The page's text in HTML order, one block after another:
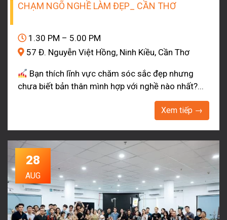
CHẠM NGÕ NGHỀ LÀM ĐẸP_ CẦN THƠ
1.30 PM – 5.00 PM
57 Đ. Nguyễn Việt Hồng, Ninh Kiều, Cần Thơ
Bạn thích lĩnh vực chăm sóc sắc đẹp nhưng
chưa biết bản thân mình hợp với nghề nào nhất?...
Xem tiếp →
28
AUG